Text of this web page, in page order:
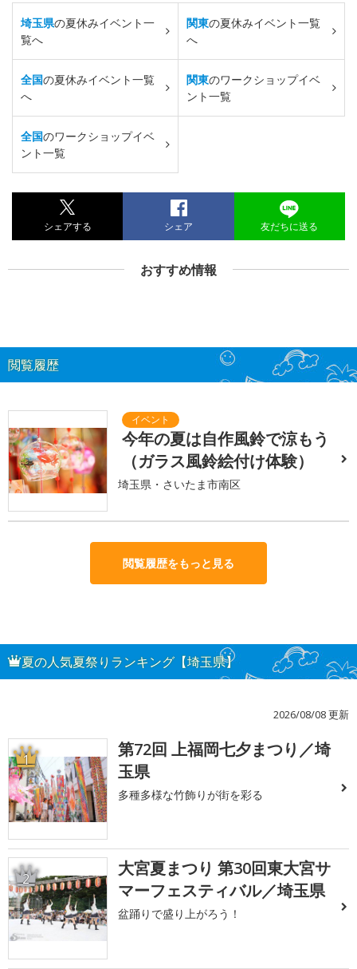
埼玉県の夏休みイベント一
覧へ
関東の夏休みイベント一覧
へ
全国の夏休みイベント一覧
へ
関東のワークショップイベ
ント一覧
全国のワークショップイベ
ント一覧
シェアする シェア 友だちに送る
おすすめ情報
閲覧履歴
今年の夏は自作風鈴で涼もう
（ガラス風鈴絵付け体験）
埼玉県・さいたま市南区
閲覧履歴をもっと見る
夏の人気夏祭りランキング【埼玉県】
2026/08/08 更新
1
第72回 上福岡七夕まつり／埼
玉県
多種多様な竹飾りが街を彩る
2
大宮夏まつり 第30回東大宮サ
マーフェスティバル／埼玉県
盆踊りで盛り上がろう！